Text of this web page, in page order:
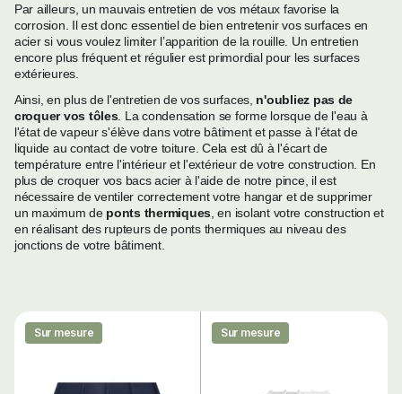
Par ailleurs, un mauvais entretien de vos métaux favorise la
corrosion. Il est donc essentiel de bien entretenir vos surfaces en
acier si vous voulez limiter l’apparition de la rouille. Un entretien
encore plus fréquent et régulier est primordial pour les surfaces
extérieures.
Ainsi, en plus de l'entretien de vos surfaces, n'oubliez pas de
croquer vos tôles. La condensation se forme lorsque de l'eau à
l'état de vapeur s'élève dans votre bâtiment et passe à l'état de
liquide au contact de votre toiture. Cela est dû à l'écart de
température entre l'intérieur et l'extérieur de votre construction. En
plus de croquer vos bacs acier à l'aide de notre pince, il est
nécessaire de ventiler correctement votre hangar et de supprimer
un maximum de ponts thermiques , en isolant votre construction et
en réalisant des rupteurs de ponts thermiques au niveau des
jonctions de votre bâtiment.
Sur mesure Sur mesure